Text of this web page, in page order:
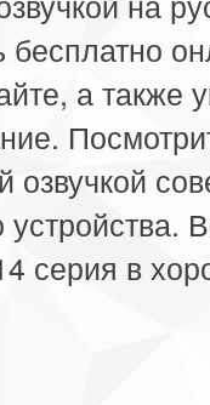
бесплатно
а также
озвучкой
устройства.
серия в